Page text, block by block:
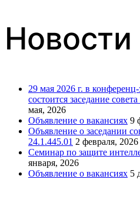
Новости
29 мая 2026 г. в
состоится заседание
мая, 2026
Объявление о вакансиях 9
Объявление о заседании
24.1.445.01 2 февраля, 2026
Семинар по защите
января, 2026
Объявление о вакансиях 5